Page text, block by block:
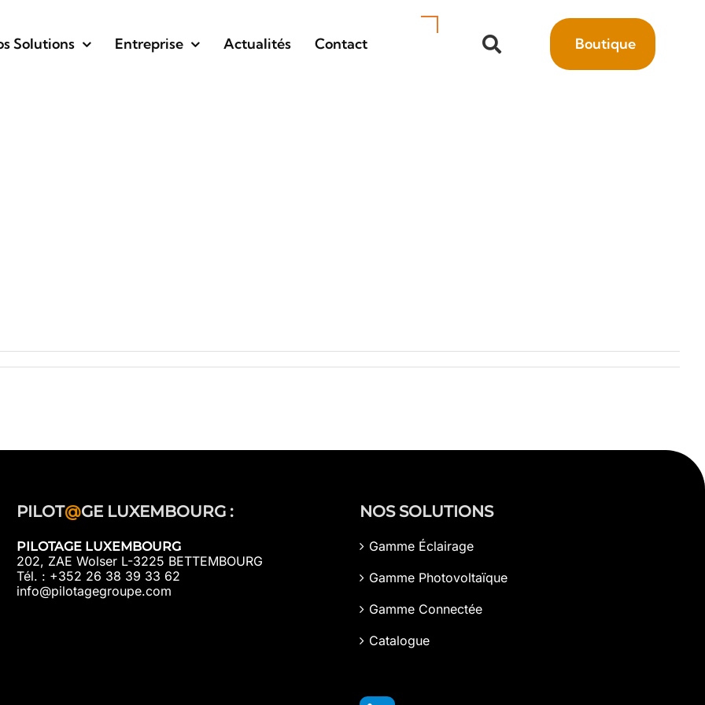
Solutions Entreprise Actualités Contact Boutique
PILOT@GE LUXEMBOURG :
PILOTAGE LUXEMBOURG
202, ZAE Wolser L-3225 BETTEMBOURG
Tél. : +352 26 38 39 33 62
info@pilotagegroupe.com
NOS SOLUTIONS
Gamme Éclairage
Gamme Photovoltaïque
Gamme Connectée
Catalogue